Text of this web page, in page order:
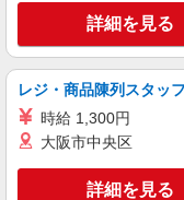
株式会社グランド 営業
フィ
<時
キープ
詳細を見る
レジ・商品陳列スタッフ
時給 1,300円
大阪市中央区
詳細を見る